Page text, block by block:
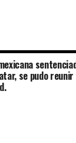
se pudo